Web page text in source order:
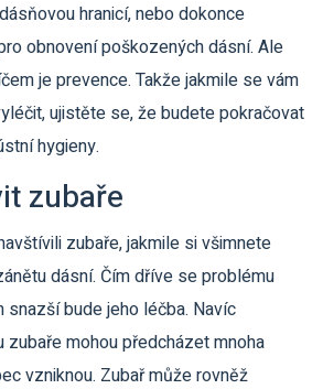
hranicí, nebo dokonce
obnovení poškozených dásní. Ale
je prevence. Takže jakmile se vám
ujistěte se, že budete pokračovat
hygieny.
zubaře
zubaře, jakmile si všimnete
dásní. Čím dříve se problému
snazší bude jeho léčba. Navíc
zubaře mohou předcházet mnoha
vzniknou. Zubař může rovněž